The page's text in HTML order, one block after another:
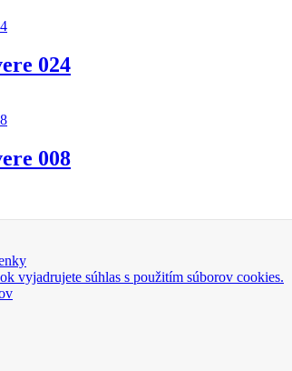
024
008
vyjadrujete súhlas s použitím súborov cookies.